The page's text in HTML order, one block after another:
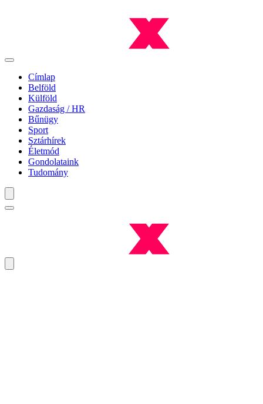
Címlap
Belföld
Külföld
Gazdaság / HR
Bűnügy
Sport
Sztárhírek
Életmód
Gondolataink
Tudomány